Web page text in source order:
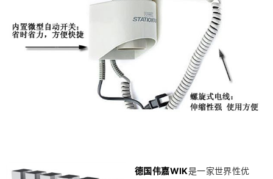
德国伟嘉WIK是一家世界性优